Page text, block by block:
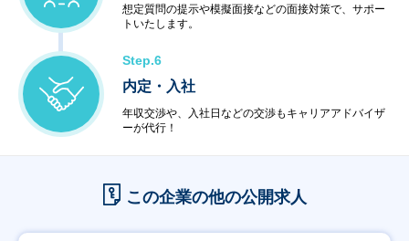
想定質問の提示や模擬面接などの面接対策で、サポー
トいたします。
Step.6
内定・入社
年収交渉や、入社日などの交渉もキャリアアドバイザ
ーが代行！
この企業の他の公開求人